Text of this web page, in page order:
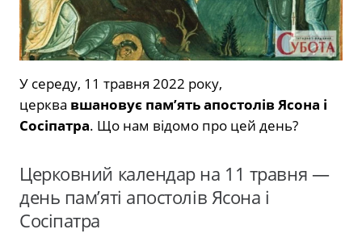
У середу, 11 травня 2022 року,
церква вшановує пам’ять апостолів Ясона і
Сосіпатра. Що нам відомо про цей день?
Церковний календар на 11 травня —
день пам’яті апостолів Ясона і
Сосіпатра